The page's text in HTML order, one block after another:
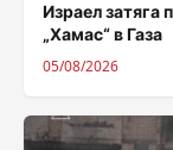
Израел затяга
„Хамас“ в Газа
05/08/2026